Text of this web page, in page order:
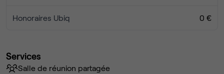
Honoraires Ubiq 0 €
Services
Salle de réunion partagée